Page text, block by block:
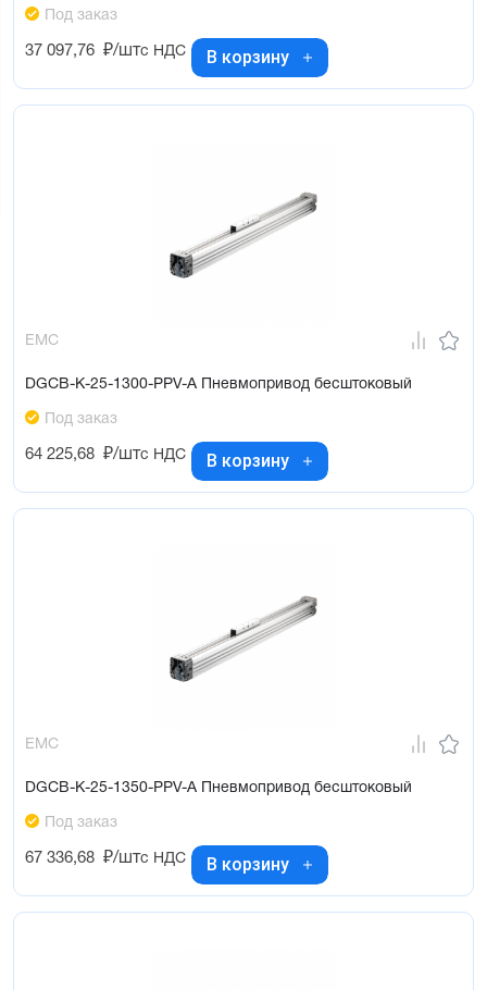
Под заказ
37 097,76 ₽/штс НДС В корзину
EMC
DGCB-K-25-1300-PPV-A Пневмопривод бесштоковый
Под заказ
64 225,68 ₽/штс НДС В корзину
EMC
DGCB-K-25-1350-PPV-A Пневмопривод бесштоковый
Под заказ
67 336,68 ₽/штс НДС В корзину